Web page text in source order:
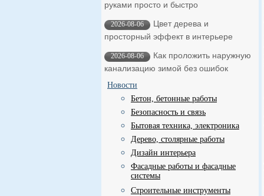
руками просто и быстро
2026-08-06
Цвет дерева и
просторный эффект в интерьере
2026-08-06
Как проложить наружную
канализацию зимой без ошибок
Новости
Бетон, бетонные работы
Безопасность и связь
Бытовая техника, электроника
Дерево, столярные работы
Дизайн интерьера
Фасадные работы и фасадные
системы
Строительные инструменты